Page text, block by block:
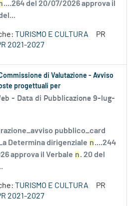
....264 del 20/07/2026 approva il
TURISMO E CULTURA
PR
2021-2027
di Valutazione - Avviso
progettuali per
- Data di Pubblicazione 9-lug-
pubblico_card
Determina dirigenziale n....244
approva il Verbale n. 20 del
TURISMO E CULTURA
PR
2021-2027